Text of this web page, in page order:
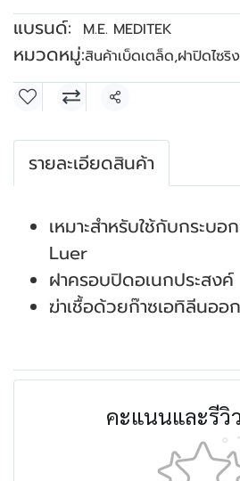
แบรนด์:
M.E. MEDITEK
หมวดหมู่:สินค้าเบ็ดเตล็ด,ฝาปิดไซริ
แชร์
รายละเอียดสินค้า
เหมาะสำหรับใช้กับกระบ
Luer
ฝาครอบปิดอเนกประสงค์
ฆ่าเชื้อด้วยก๊าซเอทิลีนออ
คะแนนและรีวิ